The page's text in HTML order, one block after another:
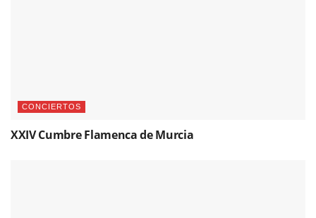
CONCIERTOS
XXIV Cumbre Flamenca de Murcia